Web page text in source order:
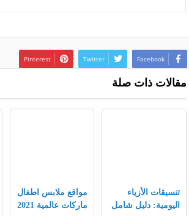
Facebook
Twitter
Pinterest
مقالات ذات صلة
تنسيقات الأزياء
اليومية: دليل شامل
مواقع ملابس اطفال
ماركات عالمية 2021